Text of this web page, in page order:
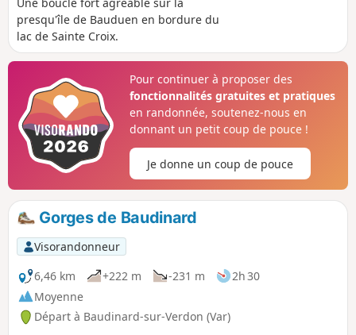
presqu'île de Bauduen en bordure du
lac de Sainte Croix.
Pour continuer à proposer des
fonctionnalités gratuites et pratiques
en randonnée, soutenez-nous en
donnant un petit coup de pouce !
Je donne un coup de pouce
Gorges de Baudinard
Visorandonneur
6,46 km
+222 m -231 m
2h 30
Moyenne
Départ à Baudinard-sur-Verdon (Var)